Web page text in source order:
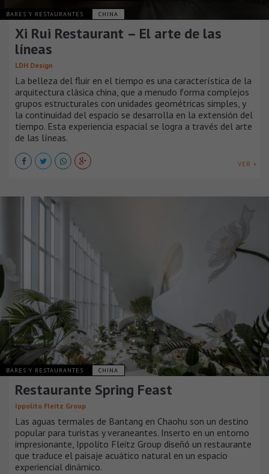
BARES Y RESTAURANTES CHINA
Xi Rui Restaurant – El arte de las
líneas
LDH Design
La belleza del fluir en el tiempo es una característica de la
arquitectura clásica china, que a menudo forma complejos
grupos estructurales con unidades geométricas simples, y
la continuidad del espacio se desarrolla en la extensión del
tiempo. Esta experiencia espacial se logra a través del arte
de las líneas.
VER +
BARES Y RESTAURANTES CHINA
Restaurante Spring Feast
Ippolito Fleitz Group
Las aguas termales de Bantang en Chaohu son un destino
popular para turistas y veraneantes. Inserto en un entorno
impresionante, Ippolito Fleitz Group diseñó un restaurante
que traduce el paisaje acuático natural en un espacio
experiencial dinámico.